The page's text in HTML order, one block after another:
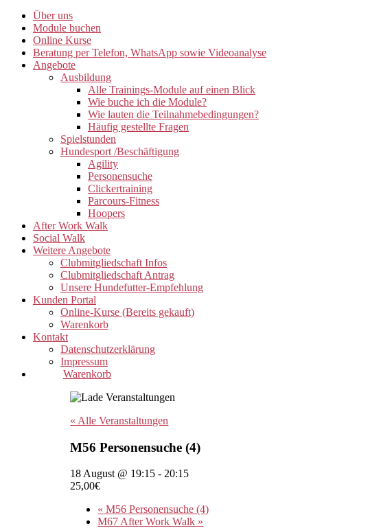
Über uns
Module buchen
Online Kurse
Beratung per Telefon, WhatsApp sowie Videoanalyse
Angebote
Ausbildung
Alle Trainings-Module auf einen Blick
Wie buche ich die Module?
Wie lauten die Teilnahmebedingungen?
Häufig gestellte Fragen
Spielstunden
Hundesport /Beschäftigung
Agility
Personensuche
Clickertraining
Parcours-Fitness
Hoopers
After Work Walk
Social Walk
Weitere Angebote
Clubmitgliedschaft Infos
Clubmitgliedschaft Antrag
Unsere Hundefutter-Empfehlung
Kunden Portal
Online-Kurse (Bereits gekauft)
Warenkorb
Kontakt
Datenschutzerklärung
Impressum
Warenkorb
« Alle Veranstaltungen
M56 Personensuche (4)
18 August @ 19:15 -20:15
25,00€
« M56 Personensuche (4)
M67 After Work Walk »